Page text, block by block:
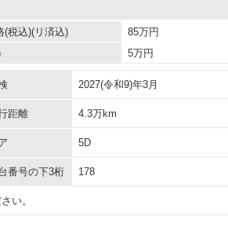
(税込)(リ済込) 85万円
5万円
2027(令和9)年3月
距離 4.3万km
5D
番号の下3桁 178
い。